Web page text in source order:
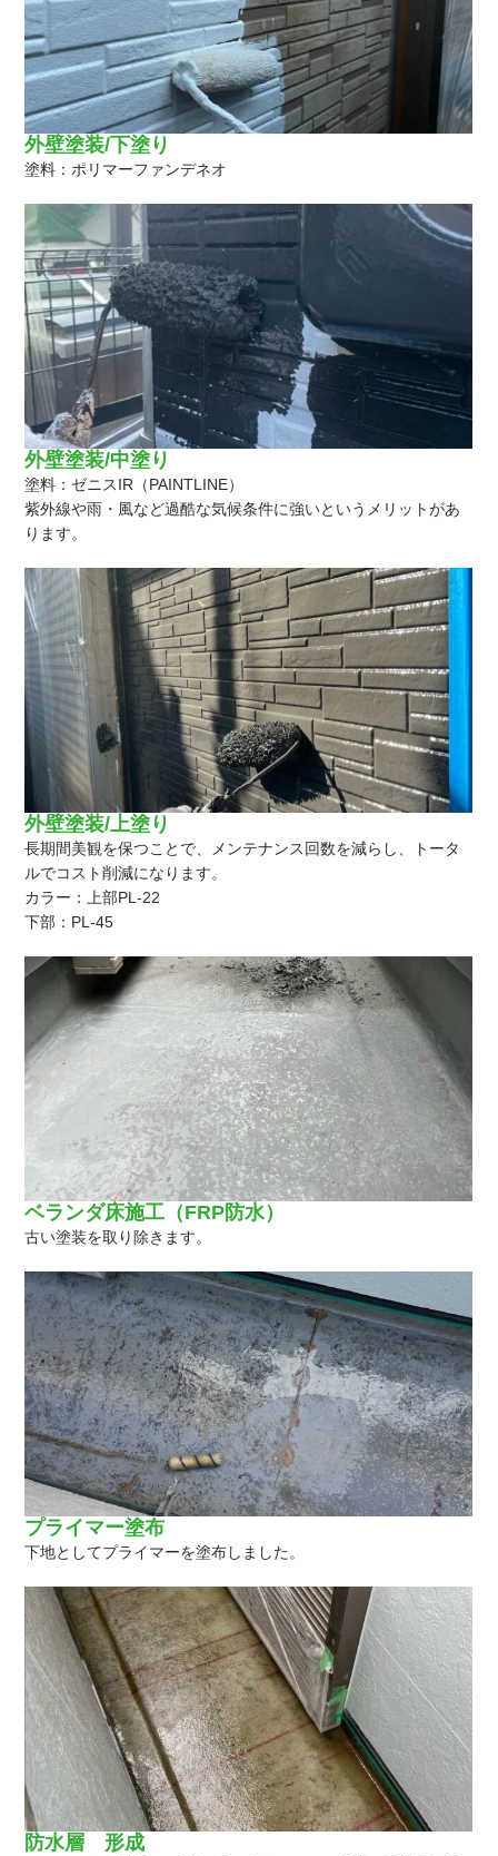
外壁塗装/下塗り
塗料：ポリマーファンデネオ
外壁塗装/中塗り
塗料：ゼニスIR（PAINTLINE）
紫外線や雨・風など過酷な気候条件に強いというメリットがあ
ります。
外壁塗装/上塗り
長期間美観を保つことで、メンテナンス回数を減らし、トータ
ルでコスト削減になります。
カラー：上部PL-22
下部：PL-45
ベランダ床施工（FRP防水）
古い塗装を取り除きます。
プライマー塗布
下地としてプライマーを塗布しました。
防水層 形成